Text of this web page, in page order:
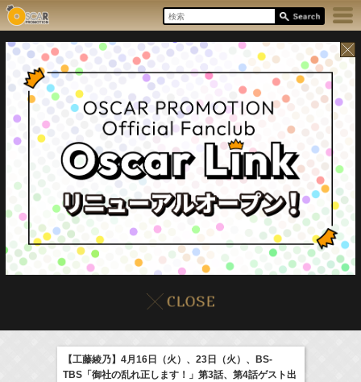
本日の出演情報8/9(Sun) イベント 販売情報
07:30-08:30
(TV) ポケモンとどこいく！？ 髙橋ひかる
【工藤綾乃】4月16日（火）、23日（火）、BS-
TBS「御社の乱れ正します！」第3話、第4話ゲスト出